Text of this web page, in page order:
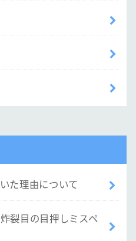
た理由について
裂目の目押しミスペ